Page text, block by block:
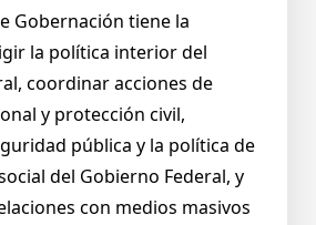
Gobernación tiene la
la política interior del
coordinar acciones de
y protección civil,
pública y la política de
del Gobierno Federal, y
con medios masivos